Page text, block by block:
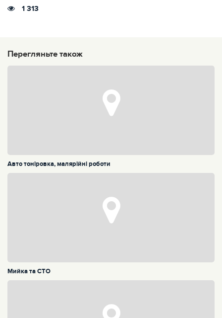
1 313
Перегляньте також
Авто тоніровка, малярійні роботи
Мийка та СТО